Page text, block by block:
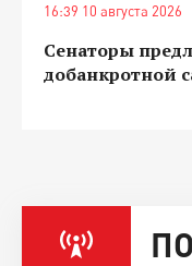
16:39 10 августа 2026
Сенаторы
добанкротной